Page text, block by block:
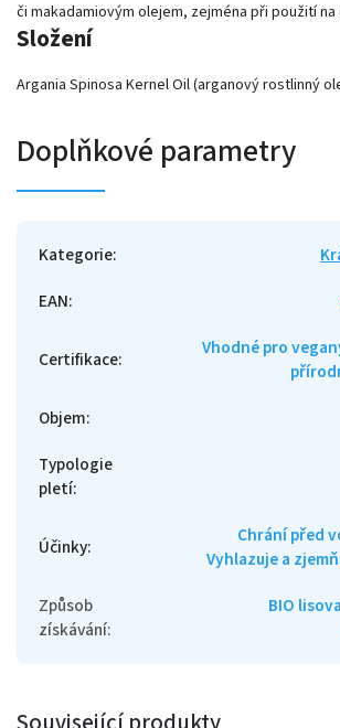
či makadamiovým olejem, zejména při použití na
Složení
Argania Spinosa Kernel Oil (arganový rostlinný
Doplňkové parametry
Kategorie:
EAN:
Certifikace:
Vhodné pro
Objem:
Typologie
pletí:
Účinky:
Chrání před
Vyhlazuje a
Způsob
získávání:
BIO